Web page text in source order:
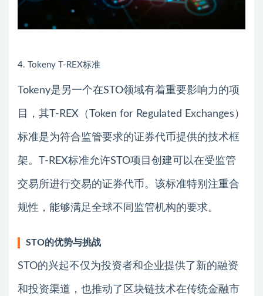
4. Tokeny T-REX标准
Tokeny是另一个在STO领域有着重要影响力的项
目，其T-REX（Token for Regulated Exchanges）
标准是为符合监管要求的证券代币提供的技术框
架。T-REX标准允许STO项目创建可以在受监管
交易所进行交易的证券代币。该标准特别注重合
规性，能够满足全球不同监管机构的要求。
STO的优势与挑战
STO的兴起不仅为投资者和企业提供了新的融资
和投资渠道，也推动了区块链技术在传统金融市